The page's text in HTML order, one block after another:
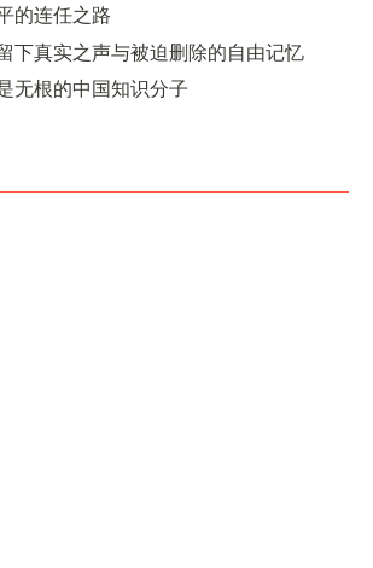
的连任之路
下真实之声与被迫删除的自由记忆
无根的中国知识分子